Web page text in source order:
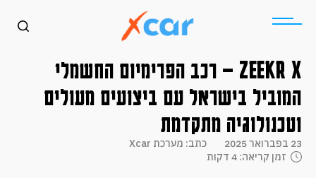
ZEEKR X – רכב הפרימיום החשמלי
המוביל בישראל עם ביצועים מעולים
וטכנולוגיה מתקדמת
23 בפברואר 2025
כתב: מערכת Xcar
זמן קריאה: 4 דקות